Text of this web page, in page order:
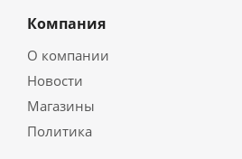
Компания
О компании
Новости
Магазины
Политика